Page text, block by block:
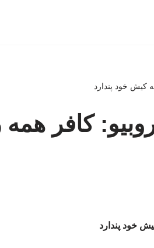
کیش خود پندارد
کافر
خود پندارد